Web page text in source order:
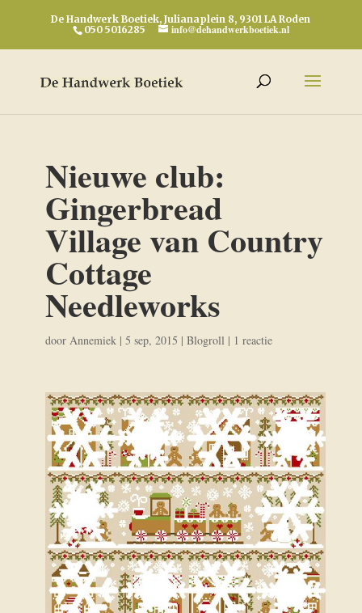
De Handwerk Boetiek, Julianaplein 8, 9301 LA Roden
050 5016285
info@dehandwerkboetiek.nl
Nieuwe club:
Gingerbread
Village van Country
Cottage
Needleworks
door Annemiek| 5 sep, 2015 | Blogroll | 1 reactie